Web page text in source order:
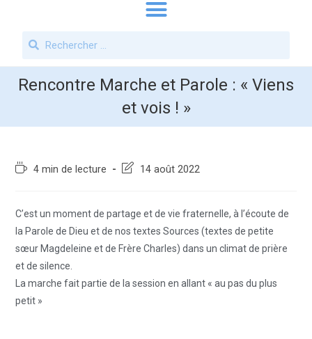
Rencontre Marche et Parole : « Viens
et vois ! »
4 min de lecture 14 août 2022
C’est un moment de partage et de vie fraternelle, à l’écoute de
la Parole de Dieu et de nos textes Sources (textes de petite
sœur Magdeleine et de Frère Charles) dans un climat de prière
et de silence.
La marche fait partie de la session en allant « au pas du plus
petit »